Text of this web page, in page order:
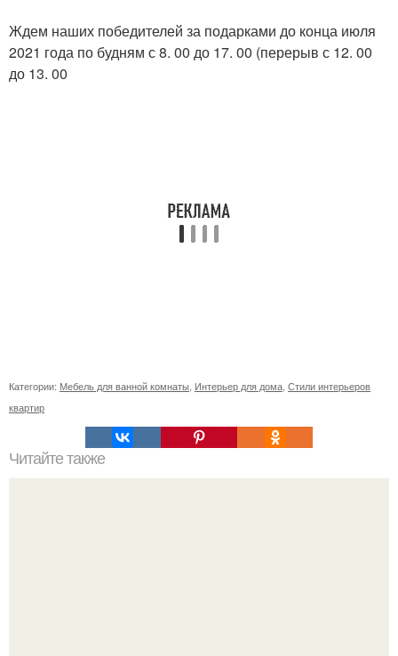
Ждем наших победителей за подарками до конца июля
2021 года по будням с 8. 00 до 17. 00 (перерыв с 12. 00
до 13. 00
Категории: Мебель для ванной комнаты, Интерьер для дома, Стили интерьеров
квартир
Читайте также